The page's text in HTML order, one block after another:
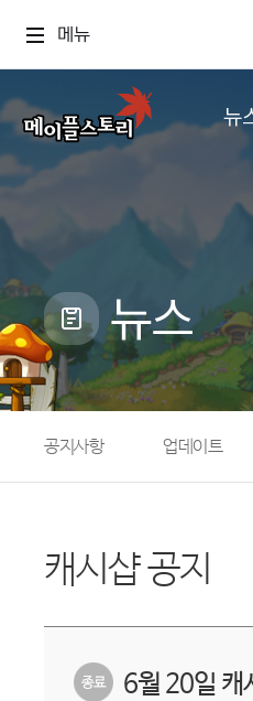
메뉴
뉴
공지
업데
캐시샵
메이플
with
뉴스
공지사항 업데이트
캐시샵 공지
6월 20일 캐